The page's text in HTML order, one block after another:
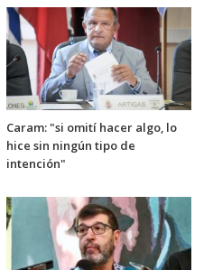
Caram: "si omití hacer algo, lo
hice sin ningún tipo de
intención"